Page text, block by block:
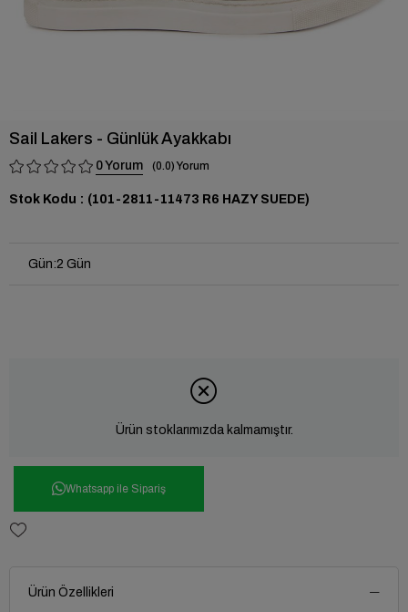
Sail Lakers - Günlük Ayakkabı
0 0.0
Stok Kodu (101-2811-11473 R6 HAZY SUEDE)
Gün:2 Gün
Ürün stoklarımızda kalmamıştır.
Whatsapp ile Sipariş
Ürün Özellikleri